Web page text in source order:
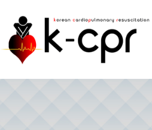
※ 케이씨피알
정기관 입니다.